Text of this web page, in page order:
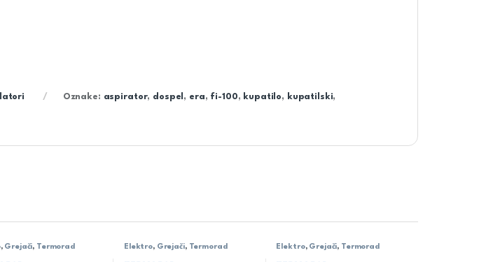
Oznake: aspirator, dospel , era, fi-100, kupatilo, kupatilski,
, Grejači, Termorad Elektro, Grejači, Termorad Elektro, Grejači, Termorad